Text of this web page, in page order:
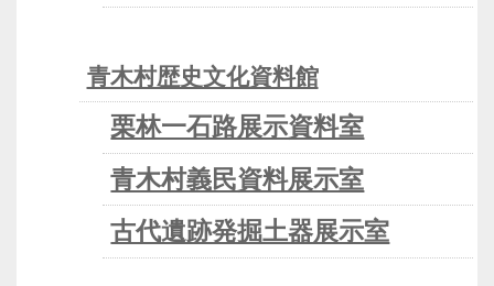
青木村歴史文化資料館
栗林一石路展示資料室
青木村義民資料展示室
古代遺跡発掘土器展示室